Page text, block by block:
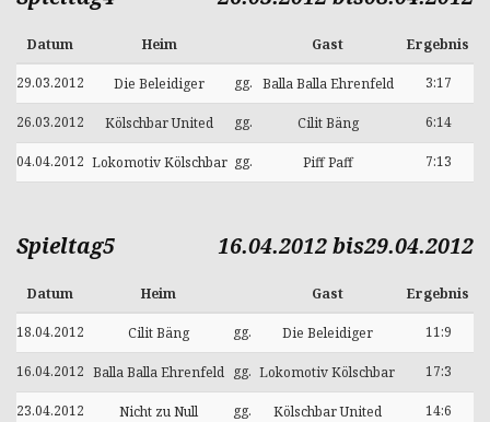
Datum Heim Gast Ergebnis
29.03.2012 Die Beleidiger gg. Balla Balla Ehrenfeld 3:17
26.03.2012 Kölschbar United gg. Cilit Bäng 6:14
04.04.2012 Lokomotiv Kölschbar gg. Piff Paff 7:13
Spieltag5 16.04.2012 bis29.04.2012
Datum Heim Gast Ergebnis
18.04.2012 Cilit Bäng gg. Die Beleidiger 11:9
16.04.2012 Balla Balla Ehrenfeld gg. Lokomotiv Kölschbar 17:3
23.04.2012 Nicht zu Null gg. Kölschbar United 14:6